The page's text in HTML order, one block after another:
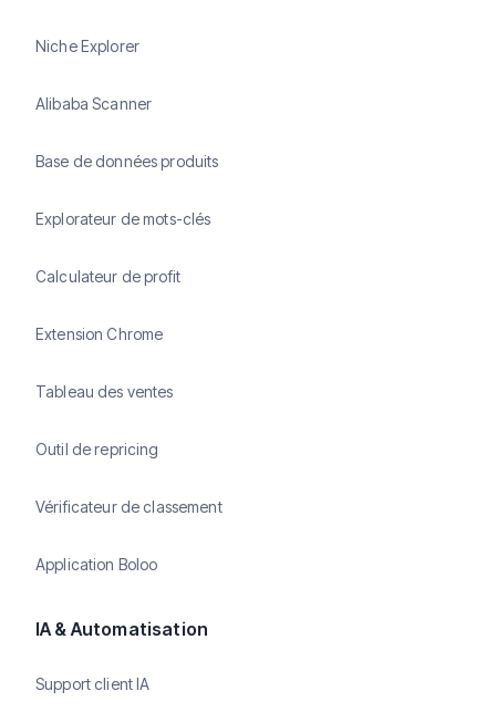
Niche Explorer
Alibaba Scanner
Base de données produits
Explorateur de mots-clés
Calculateur de profit
Extension Chrome
Tableau des ventes
Outil de repricing
Vérificateur de classement
Application Boloo
IA & Automatisation
Support client IA